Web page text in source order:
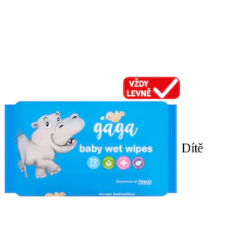
Dítě